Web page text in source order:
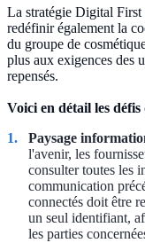
La stratégie Digital First
redéfinir également la
du groupe de
plus aux exigences des
repensés.
Voici en détail les
Paysage
l'avenir, les
consulter toutes les
communication
connectés doit être
un seul identifiant,
les parties